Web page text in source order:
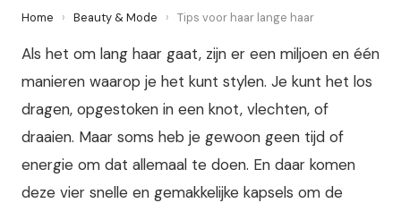
Home › Beauty & Mode › Tips voor haar lange haar
Als het om lang haar gaat, zijn er een miljoen en één
manieren waarop je het kunt stylen. Je kunt het los
dragen, opgestoken in een knot, vlechten, of
draaien. Maar soms heb je gewoon geen tijd of
energie om dat allemaal te doen. En daar komen
deze vier snelle en gemakkelijke kapsels om de